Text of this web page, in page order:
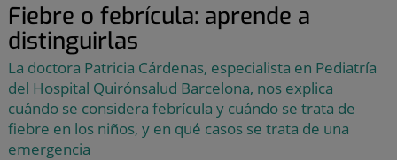
Fiebre o febrícula: aprende a
distinguirlas
La doctora Patricia Cárdenas, especialista en Pediatría
del Hospital Quirónsalud Barcelona, nos explica
cuándo se considera febrícula y cuándo se trata de
fiebre en los niños, y en qué casos se trata de una
emergencia